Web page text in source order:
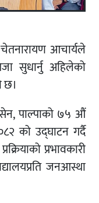
चेतनारायण आचार्यले
सुधार्नु अहिलेको
पाल्पाको ७५ औं
को उद्घाटन गर्दै
प्रभावकारी
जनआस्था